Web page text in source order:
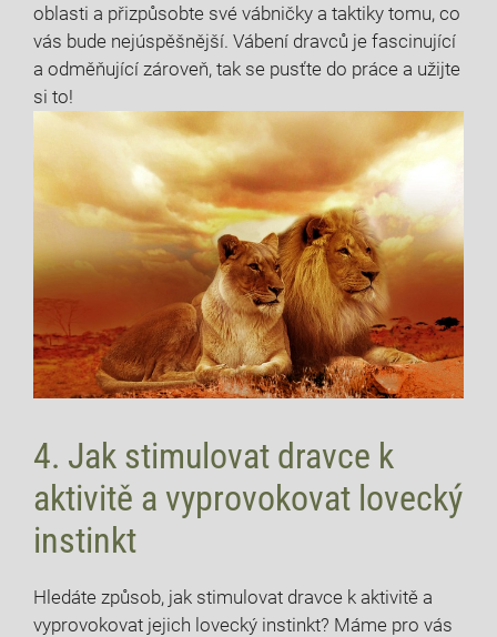
oblasti a přizpůsobte své vábničky a taktiky tomu, co
vás bude nejúspěšnější. Vábení dravců je fascinující
a odměňující zároveň, tak se pusťte do práce a užijte
si to!
4. Jak stimulovat dravce k
aktivitě a vyprovokovat lovecký
instinkt
Hledáte způsob, jak stimulovat dravce k aktivitě a
vyprovokovat jejich lovecký instinkt? Máme pro vás